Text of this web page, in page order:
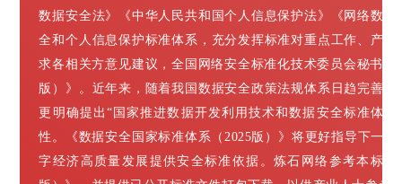
数据安全法》《中华人民共和国个人信息保护法》《网络数
全和个人信息保护标准体系，充分发挥标准对重点工作、产
求各相关方意见建议，全国网络安全标准化技术委员会秘书
版）》。近年来，随着我国数据安全政策法规体系日趋完善
更明确提出“国家推进数据开发利用技术和数据安全标准体
性。《数据安全国家标准体系（2025版）》将更好指导下一
字经济高质量发展提供安全标准依据。炼石网络参考本标